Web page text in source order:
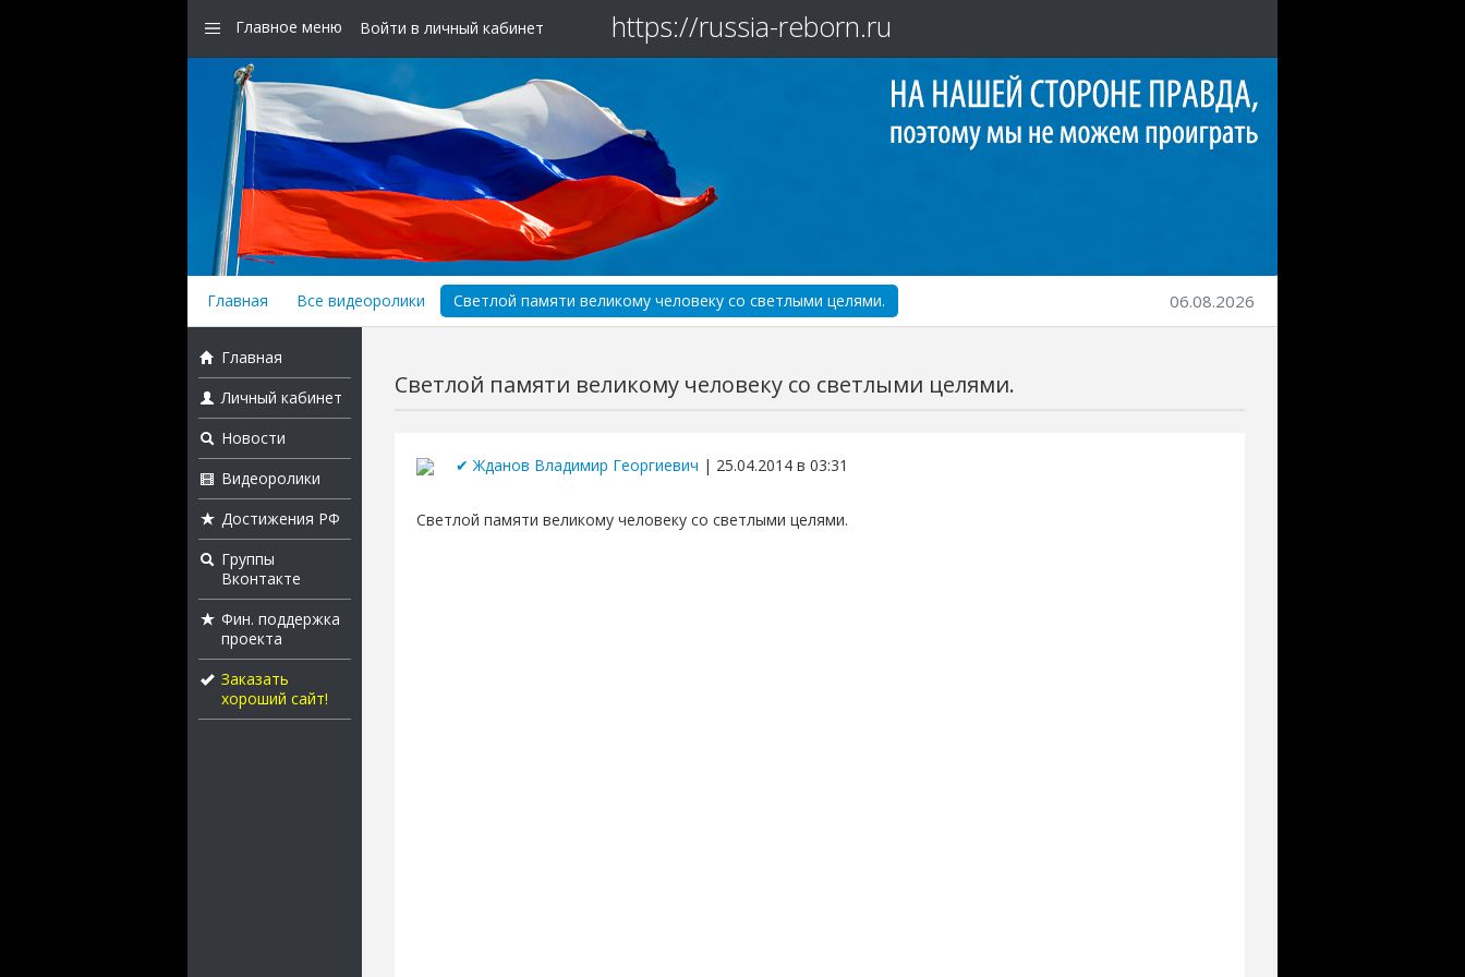
Главное меню Войти в личный кабинет https://russia-reborn.ru
Главная Все видеоролики Светлой памяти великому человеку со светлыми целями. 06.08.2026
Главная
Личный кабинет
Новости
Видеоролики
Достижения РФ
Группы
Вконтакте
Фин. поддержка
проекта
Заказать
хороший сайт!
Светлой памяти великому человеку со светлыми целями.
✔ Жданов Владимир Георгиевич | 25.04.2014 в 03:31
Светлой памяти великому человеку со светлыми целями.